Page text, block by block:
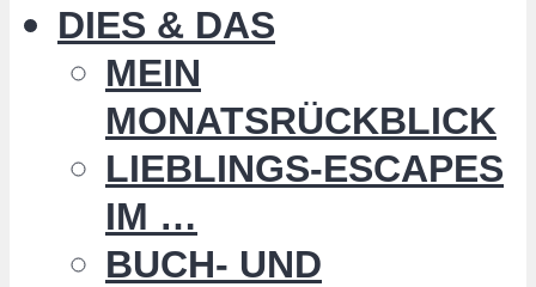
DIES & DAS
MEIN
MONATSRÜCKBLICK
LIEBLINGS-ESCAPES
IM …
BUCH- UND